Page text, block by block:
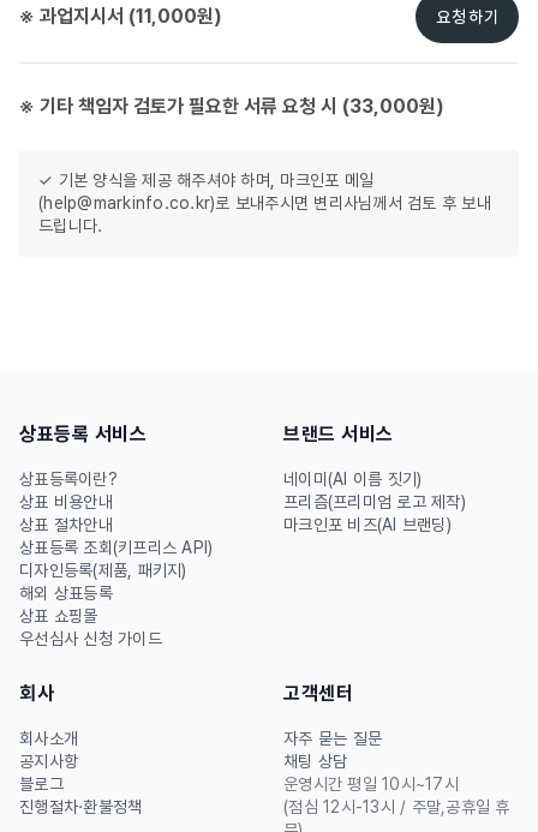
※ 과업지시서 (11,000원) 요청하기
※ 기타 책임자 검토가 필요한 서류 요청 시 (33,000원)
✓ 기본 양식을 제공 해주셔야 하며, 마크인포 메일
(help@markinfo.co.kr)로 보내주시면 변리사님께서 검토 후 보내
드립니다.
상표등록 서비스
상표등록이란?
상표 비용안내
상표 절차안내
상표등록 조회(키프리스 API)
디자인등록(제품, 패키지)
해외 상표등록
상표 쇼핑몰
우선심사 신청 가이드
브랜드 서비스
네이미(AI 이름 짓기)
프리즘(프리미엄 로고 제작)
마크인포 비즈(AI 브랜딩)
회사
회사소개
공지사항
블로그
진행절차·환불정책
고객센터
자주 묻는 질문
채팅 상담
운영시간 평일 10시~17시
(점심 12시-13시 / 주말,공휴일 휴